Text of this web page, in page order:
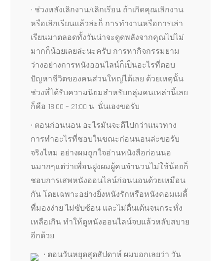
• ช่วงหลังเลิกงาน/เลิกเรียน ถ้าเกิดคุณเลิกงาน
หรือเลิกเรียนแล้วล่ะก็ การทำงานหรือการเล่า
เรียนมาตลอดทั้งวันน่าจะดูดพลังจากคุณไปไม่
มากก็น้อยเลยล่ะนะครับ การหากิจกรรมยาม
ว่างอย่างการหนังออนไลน์ก็เป็นอะไรที่ตอบ
ปัญหาชีวิตของคนส่วนใหญ่ได้เลย ด้วยเหตุนั้น
ช่วงที่ได้รับความนิยมสำหรับกลุ่มคนเหล่านี้เลย
ก็คือ 18:00 – 21:00 น. นั่นเองขอรับ
• ตอนก่อนนอน อะไรมันจะดีไปกว่าแนวทาง
การทำอะไรที่ชอบในขณะก่อนนอนล่ะขอรับ
จริงไหม อย่างผมถูกใจอ่านหนังสือก่อนนอ
นมากๆแต่ว่าเพื่อนฝูงผมผู้คนจำนวนไม่ใช้น้อยก็
ชอบการเสพหนังออนไลน์ก่อนนอนด้วยเหมือน
กัน โดยเฉพาะอย่างยิ่งหนังรักหรือหนังคอมเมดี้
ที่มองง่าย ไม่ซับซ้อน และไม่ตื่นเต้นจนกระทั่ง
เหลือเกิน ทำให้ดูหนังออนไลน์จบแล้วหลับสบาย
อีกด้วย
• ตอนวันหยุดสุดสัปดาห์ ผมบอกเลยว่า วัน